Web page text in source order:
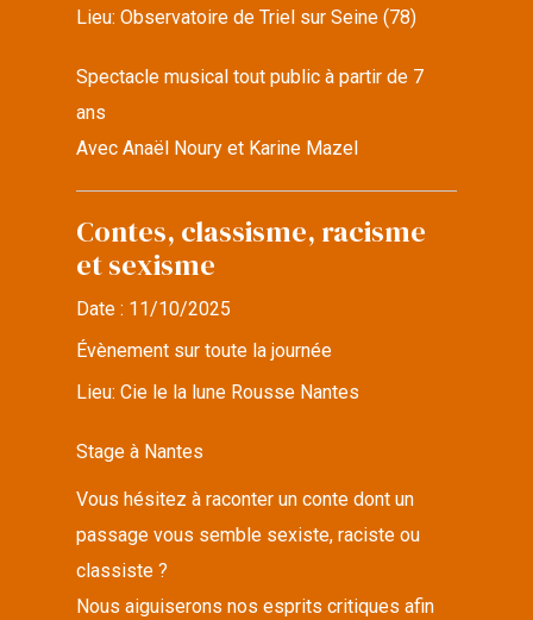
Lieu:Observatoire de Triel sur Seine (78)
Spectacle musical tout public à partir de 7
ans
Avec Anaël Noury et Karine Mazel
Contes, classisme, racisme
et sexisme
Date : 11/10/2025
Évènement sur toute la journée
Lieu:Cie le la lune Rousse Nantes
Stage à Nantes
Vous hésitez à raconter un conte dont un
passage vous semble sexiste, raciste ou
classiste ?
Nous aiguiserons nos esprits critiques afin